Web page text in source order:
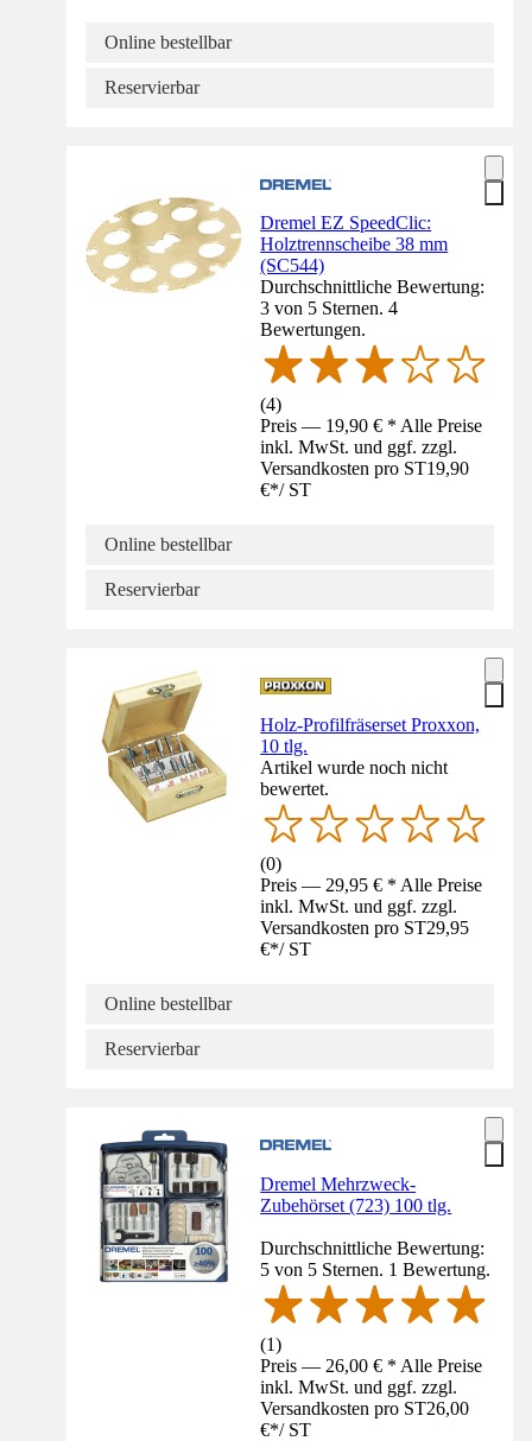
Online bestellbar
Reservierbar
Dremel EZ SpeedClic:
Holztrennscheibe 38 mm
(SC544)
Durchschnittliche Bewertung:
3 von 5 Sternen. 4
Bewertungen.
(4)
Preis — 19,90 € * Alle Preise
inkl. MwSt. und ggf. zzgl.
Versandkosten pro ST19,90
€*/ ST
Online bestellbar
Reservierbar
Holz-Profilfräserset Proxxon,
10 tlg.
Artikel wurde noch nicht
bewertet.
(0)
Preis — 29,95 € * Alle Preise
inkl. MwSt. und ggf. zzgl.
Versandkosten pro ST29,95
€*/ ST
Online bestellbar
Reservierbar
Dremel Mehrzweck-
Zubehörset (723) 100 tlg.
Durchschnittliche Bewertung:
5 von 5 Sternen. 1 Bewertung.
(1)
Preis — 26,00 € * Alle Preise
inkl. MwSt. und ggf. zzgl.
Versandkosten pro ST26,00
€*/ ST